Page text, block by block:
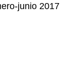
junio 2017